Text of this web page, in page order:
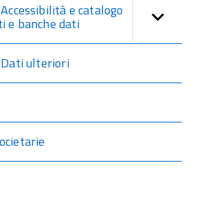
e catalogo
e banche dati
ulteriori